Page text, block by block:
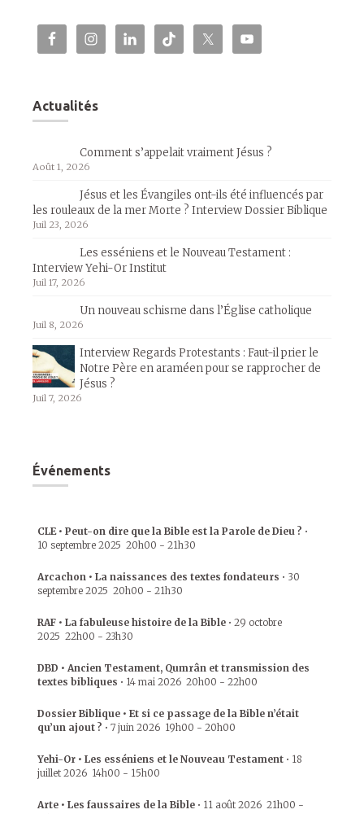
Actualités
Comment s’appelait vraiment Jésus ?
Août 1, 2026
Jésus et les Évangiles ont-ils été influencés par
les rouleaux de la mer Morte ? Interview Dossier Biblique
Juil 23, 2026
Les esséniens et le Nouveau Testament :
Interview Yehi-Or Institut
Juil 17, 2026
Un nouveau schisme dans l’Église catholique
Juil 8, 2026
Interview Regards Protestants : Faut-il prier le
Notre Père en araméen pour se rapprocher de
Jésus ?
Juil 7, 2026
Événements
CLE • Peut-on dire que la Bible est la Parole de Dieu ? •
10 septembre 2025 20h00 - 21h30
Arcachon • La naissances des textes fondateurs • 30
septembre 2025 20h00 - 21h30
RAF • La fabuleuse histoire de la Bible • 29 octobre
2025 22h00 - 23h30
DBD • Ancien Testament, Qumrân et transmission des
textes bibliques • 14 mai 2026 20h00 - 22h00
Dossier Biblique • Et si ce passage de la Bible n’était
qu’un ajout ? • 7 juin 2026 19h00 - 20h00
Yehi-Or • Les esséniens et le Nouveau Testament • 18
juillet 2026 14h00 - 15h00
Arte • Les faussaires de la Bible • 11 août 2026 21h00 -